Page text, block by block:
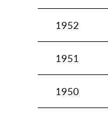
1952
1951
1950